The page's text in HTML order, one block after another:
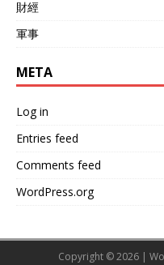
財經
軍事
META
Log in
Entries feed
Comments feed
WordPress.org
Copyright © 2026 |